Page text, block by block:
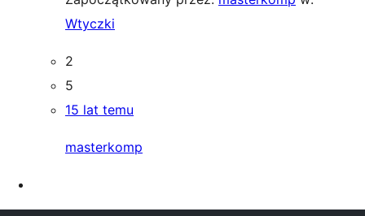
Wtyczki
2
5
15 lat temu
masterkomp